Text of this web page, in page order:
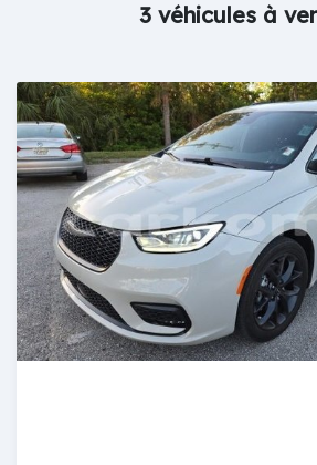
3 véhicules à